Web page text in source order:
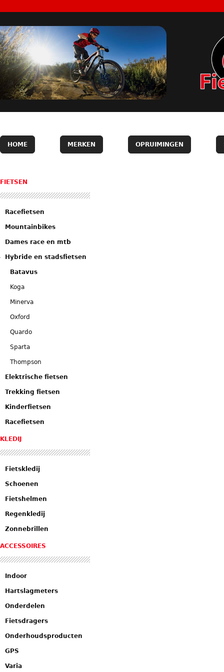
HOME MERKEN OPRUIMINGEN
FIETSEN
Racefietsen
Mountainbikes
Dames race en mtb
Hybride en stadsfietsen
Batavus
Koga
Minerva
Oxford
Quardo
Sparta
Thompson
Elektrische fietsen
Trekking fietsen
Kinderfietsen
Racefietsen
KLEDIJ
Fietskledij
Schoenen
Fietshelmen
Regenkledij
Zonnebrillen
ACCESSOIRES
Indoor
Hartslagmeters
Onderdelen
Fietsdragers
Onderhoudsproducten
GPS
Varia